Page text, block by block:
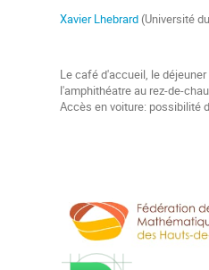
Xavier Lhebrard (Université
Le café d'accueil, le
l'amphithéatre au rez-de-
Accès en voiture: possibilité